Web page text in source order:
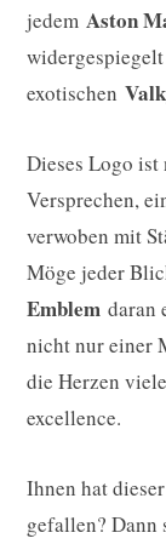
jedem Aston
exotischen
Dieses Logo
Versprechen,
verwoben mit
Möge jeder
Emblem daran
nicht nur einer
die Herzen
excellence.
Ihnen hat
gefallen?